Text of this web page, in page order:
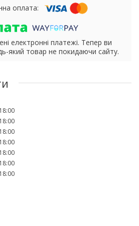
електронні платежі. Тепер ви
який товар не покидаючи сайту.
18:00
18:00
18:00
18:00
18:00
18:00
18:00